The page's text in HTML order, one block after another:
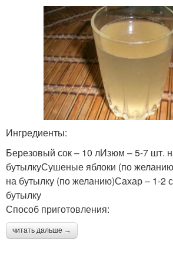
Ингредиенты:
Березовый сок – 10 лИзюм – 5-7 шт.
бутылкуСушеные яблоки (по
на бутылку (по желанию)Сахар – 1-2
бутылку
Способ приготовления:
читать дальше →